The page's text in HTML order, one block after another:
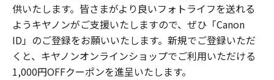
供いたします。皆さまがより良いフォトライフを送れる
ようキヤノンがご支援いたしますので、ぜひ「Canon
ID」のご登録をお願いいたします。新規でご登録いただ
くと、キヤノンオンラインショップでご利用いただける
1,000円OFFクーポンを進呈いたします。